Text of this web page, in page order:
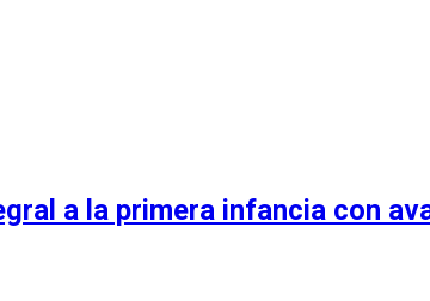
a la primera infancia con